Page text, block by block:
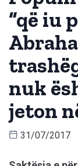
“që iu
nuk
jeton
31/07/2017